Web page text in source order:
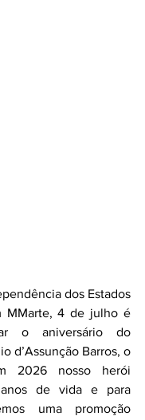
dos Estados
MMarte, 4 de julho é
o aniversário do
d’Assunção Barros, o
2026 nosso herói
de vida e para
uma promoção